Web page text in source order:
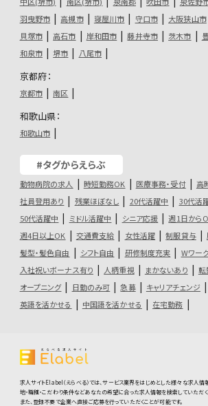
羽曳野市
高槻市 寝屋川市 守口市 大阪狭山市
貝塚市
高石市 岸和田市 藤井寺市 茨木市
和泉市
堺市 八尾市
京都府：
京都市 南区
和歌山県：
和歌山市
#タグからえらぶ
動物病院の求人 時短勤務OK 医療事務・受付 高
社員登用あり
残業ほぼなし 20代活躍中 30代活
50代活躍中
ミドル活躍中 シニア応援 週1日から
週4日以上OK
交通費支給 女性活躍 制服貸与
髪型・髪色自由
シフト自由 研修制度充実
Wワー
入社祝いボーナス有り
人柄重視 まかないあり
転
オープニング
日勤のみ可 急募 キャリアチェンジ
英語を活かせる
中国語を活かせる 在宅勤務
求人サイトElabel（えらべる）では、サービス業界をはじめとした様々な求人情
地・職種・こだわり条件などあなたの希望に合った求人情報を検索していただく
また、登録不要で企業へ直接ご応募を行っていただくことが可能です。